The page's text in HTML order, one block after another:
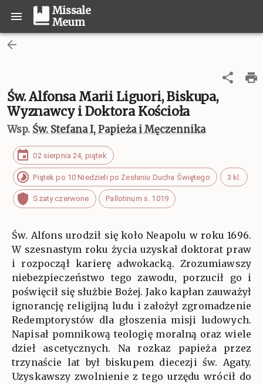
Missale
Meum
Św. Alfonsa Marii Liguori, Biskupa,
Wyznawcy i Doktora Kościoła
Wsp. Św. Stefana I, Papieża i Męczennika
02 sierpnia 24, piątek
Piątek po 10 Niedzieli po Zesłaniu Ducha Świętego 3 kl.
Szaty czerwone Pallotinum s. 1019
Św. Alfons urodził się koło Neapolu w roku 1696.
W szesnastym roku życia uzyskał doktorat praw
i rozpoczął karierę adwokacką. Zrozumiawszy
niebezpieczeństwo tego zawodu, porzucił go i
poświęcił się służbie Bożej. Jako kapłan zauważył
ignorancję religijną ludu i założył zgromadzenie
Redemptorystów dla głoszenia misji ludowych.
Napisał pomnikową teologię moralną oraz wiele
dzieł ascetycznych. Na rozkaz papieża przez
trzynaście lat był biskupem diecezji św. Agaty.
Uzyskawszy zwolnienie z tego urzędu wrócił do